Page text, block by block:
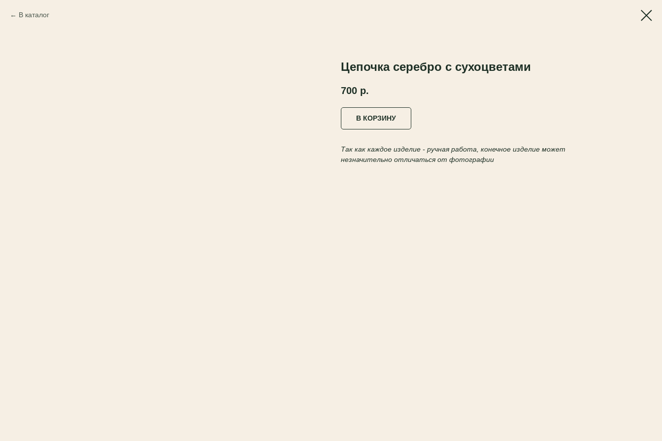
В каталог
Цепочка серебро с сухоцветами
700 р.
В КОРЗИНУ
Так как каждое изделие - ручная работа, конечное изделие может
незначительно отличаться от фотографии